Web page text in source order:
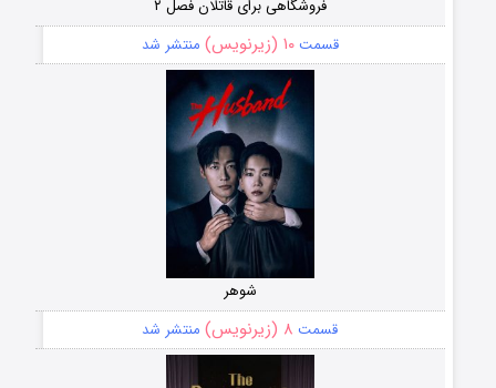
فروشگاهی برای قاتلان فصل ۲
قسمت۱۰ (زیرنویس) منتشر شد
شوهر
قسمت ۸ (زیرنویس) منتشر شد